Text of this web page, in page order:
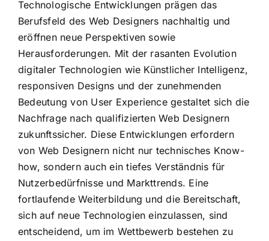
Technologische Entwicklungen prägen das
Berufsfeld des Web Designers nachhaltig und
eröffnen neue Perspektiven sowie
Herausforderungen. Mit der rasanten Evolution
digitaler Technologien wie Künstlicher Intelligenz,
responsiven Designs und der zunehmenden
Bedeutung von User Experience gestaltet sich die
Nachfrage nach qualifizierten Web Designern
zukunftssicher. Diese Entwicklungen erfordern
von Web Designern nicht nur technisches Know-
how, sondern auch ein tiefes Verständnis für
Nutzerbedürfnisse und Markttrends. Eine
fortlaufende Weiterbildung und die Bereitschaft,
sich auf neue Technologien einzulassen, sind
entscheidend, um im Wettbewerb bestehen zu